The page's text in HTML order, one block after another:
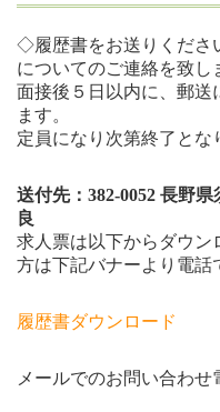
◇履歴書をお送りくださ
についてのご連絡を致し
面接後５日以内に、郵送
ます。
定員になり次第終了とな
送付先：382-0052 長野
良
求人票は以下からダウン
方は下記バナーより電話
履歴書ダウンロード
メールでのお問い合わせ